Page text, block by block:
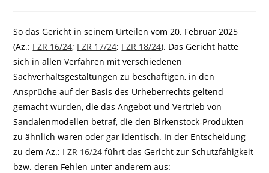
So das Gericht in seinem Urteilen vom 20. Februar 2025
(Az.: I ZR 16/24; I ZR 17/24; I ZR 18/24). Das Gericht hatte
sich in allen Verfahren mit verschiedenen
Sachverhaltsgestaltungen zu beschäftigen, in den
Ansprüche auf der Basis des Urheberrechts geltend
gemacht wurden, die das Angebot und Vertrieb von
Sandalenmodellen betraf, die den Birkenstock-Produkten
zu ähnlich waren oder gar identisch. In der Entscheidung
zu dem Az.: I ZR 16/24 führt das Gericht zur Schutzfähigkeit
bzw. deren Fehlen unter anderem aus: